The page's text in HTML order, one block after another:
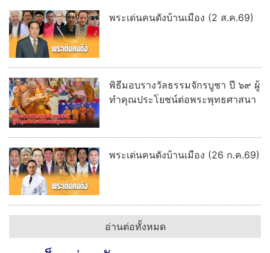
พระเด่นคนดังบ้านเมือง (2 ส.ค.69)
พิธีมอบรางวัลธรรมจักรบูชา ปี ๖๙ ผู้
ทำคุณประโยชน์ต่อพระพุทธศาสนา
พระเด่นคนดังบ้านเมือง (26 ก.ค.69)
อ่านต่อทั้งหมด